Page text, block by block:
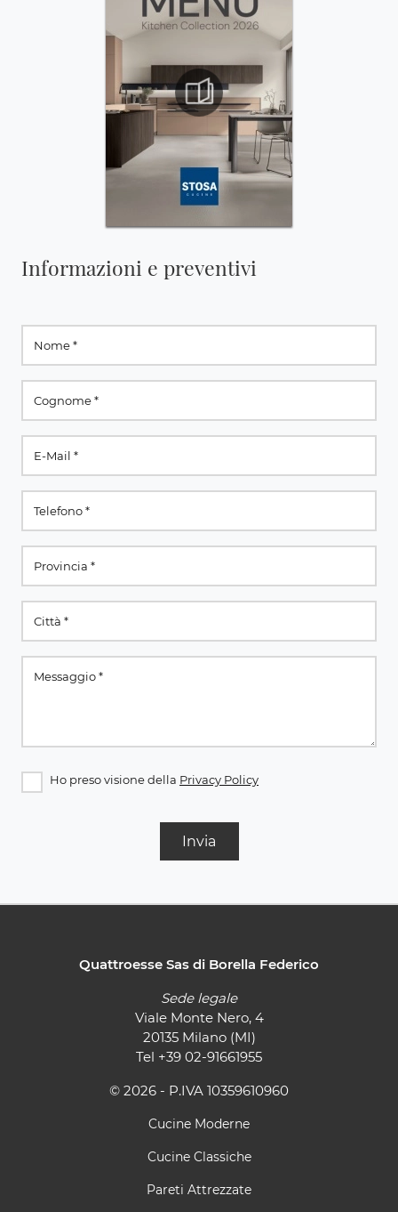
Informazioni e preventivi
Ho preso visione della Privacy Policy
Invia
Quattroesse Sas di Borella Federico
Sede legale
Viale Monte Nero, 4
20135 Milano (MI)
Tel +39 02-91661955
© 2026 - P.IVA 10359610960
Cucine Moderne
Cucine Classiche
Pareti Attrezzate